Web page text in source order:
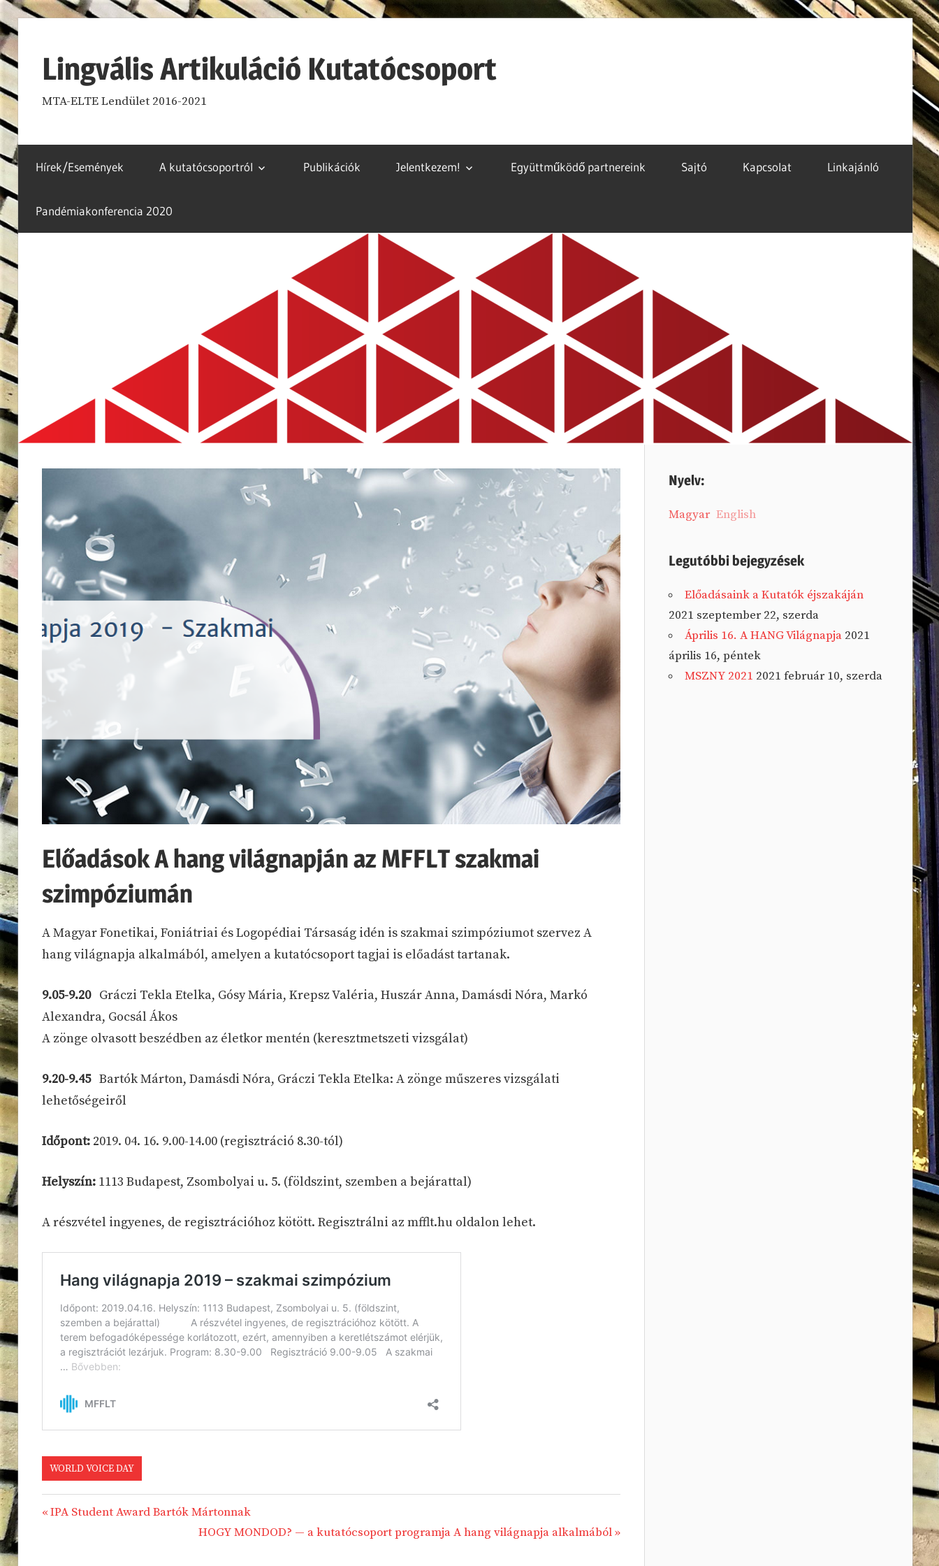
Skip
contentLingvális Artikuláció Kutatócsoport
MTA-ELTE Lendület 2016-2021
Hírek/Események A kutatócsoportról Publikációk Jelentkezem! Együttműködő partnereink Sajtó Kapcsolat Linkajánló
Pandémiakonferencia 2020
Előadások A hang világnapján az MFFLT szakmai
szimpóziumán
A Magyar Fonetikai, Foniátriai és Logopédiai Társaság idén is szakmai szimpóziumot szervez A
hang világnapja alkalmából, amelyen a kutatócsoport tagjai is előadást tartanak.
9.05-9.20Gráczi Tekla Etelka, Gósy Mária, Krepsz Valéria, Huszár Anna, Damásdi Nóra, Markó
Alexandra, Gocsál Ákos
A zönge olvasott beszédben az életkor mentén (keresztmetszeti vizsgálat)
9.20-9.45 Bartók Márton, Damásdi Nóra, Gráczi Tekla Etelka: A zönge műszeres vizsgálati
lehetőségeiről
Időpont:2019. 04. 16. 9.00-14.00 (regisztráció 8.30-tól)
Helyszín:1113 Budapest, Zsombolyai u. 5. (földszint, szemben a bejárattal)
A részvétel ingyenes, de regisztrációhoz kötött. Regisztrálni az mfflt.hu oldalon lehet.
WORLD VOICE DAY
Bejegyzés
Previous
IPA Student Award Bartók Mártonnak
Next
HOGY MONDOD? — a kutatócsoport programja A hang világnapja alkalmából
Nyelv:
Magyar English
Legutóbbi bejegyzések
Előadásaink a Kutatók éjszakáján
2021 szeptember 22, szerda
Április 16. A HANG Világnapja 2021
április 16, péntek
MSZNY 2021 2021 február 10, szerda